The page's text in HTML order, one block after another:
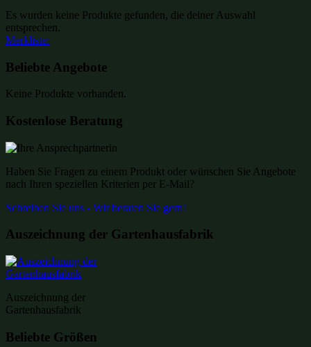
Es wurden keine Produkte gefunden, die deiner Auswahl
entsprechen.
Merkliste:
Beliebte Angebote
Keine Produkte vorhanden.
Kostenlose Beratung
Haben Sie Fragen zu einem Produkt oder wünschen Sie Angebote
nach Ihren speziellen Kriterien per E-Mail?
Schreiben Sie uns - Wir beraten Sie gern!
Auszeichnung der Gartenhausfabrik
Auszeichnung der
Gartenhausfabrik
Beliebte Größen